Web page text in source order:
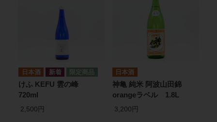
日本酒
けふ KEFU 雲の峰
720ml
2,500円
日本酒
神亀 純米 阿波山田錦
orangeラベル 1.8L
3,200円